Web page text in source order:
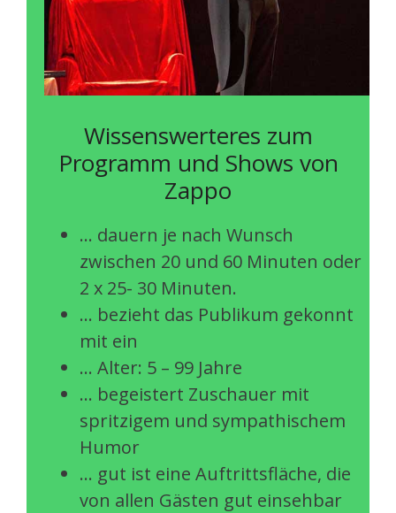
Wissenswerteres zum
Programm und Shows von
Zappo
… dauern je nach Wunsch
zwischen 20 und 60 Minuten oder
2 x 25- 30 Minuten.
… bezieht das Publikum gekonnt
mit ein
… Alter: 5 – 99 Jahre
… begeistert Zuschauer mit
spritzigem und sympathischem
Humor
… gut ist eine Auftrittsfläche, die
von allen Gästen gut einsehbar